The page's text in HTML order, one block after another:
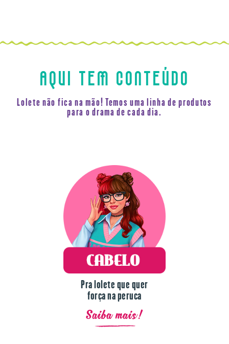
AQUI TEM CONTEÚDO
Lolete não fica na mão! Temos uma linha de produtos
para o drama de cada dia.
Pra lolete que quer
força na peruca
Saiba mais!